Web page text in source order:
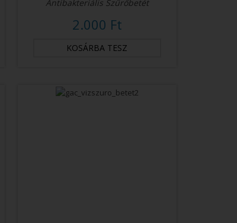
Antibakteriális Szűrőbetét
2.000 Ft